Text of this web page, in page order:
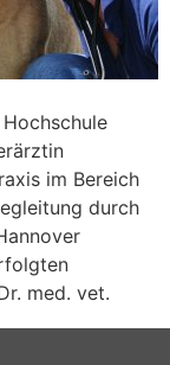
im Bereich
durch
med. vet.